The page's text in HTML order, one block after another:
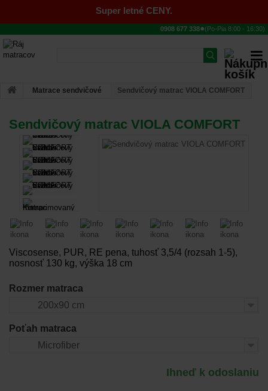
Super letné CENY.
0908 677 338●(Po-Pia 8:00 - 16:30)
Matrace sendvičové Sendvičový matrac VIOLA COMFORT
Sendvičový matrac VIOLA COMFORT
Viscosense, PUR, RE pena, tuhosť 3,5/4 (rozsah 1-5),
nosnosť 130 kg, výška 18 cm
Rozmer matraca
200x90 cm
Poťah matraca
Microfiber
Ihneď k odoslaniu